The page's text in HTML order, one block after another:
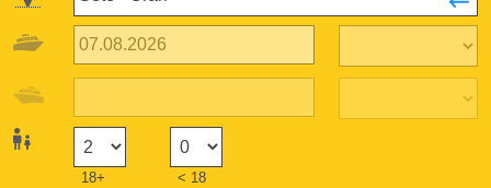
18+ < 18